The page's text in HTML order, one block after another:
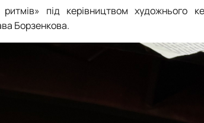
під керівництвом художнього
Борзенкова.